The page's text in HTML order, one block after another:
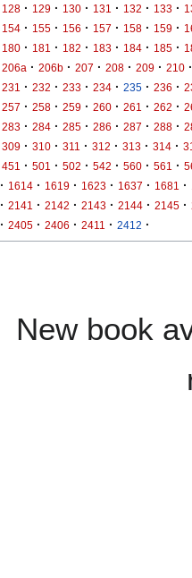
128 · 129 · 130 · 131 · 132 · 133 ·
154 · 155 · 156 · 157 · 158 · 159 ·
180 · 181 · 182 · 183 · 184 · 185 ·
206a · 206b · 207 · 208 · 209 · 210 ·
231 · 232 · 233 · 234 · 235 · 236 ·
257 · 258 · 259 · 260 · 261 · 262 ·
283 · 284 · 285 · 286 · 287 · 288 ·
309 · 310 · 311 · 312 · 313 · 314 ·
451 · 501 · 502 · 542 · 560 · 561 ·
· 1614 · 1619 · 1623 · 1637 · 1681 ·
· 2141 · 2142 · 2143 · 2144 · 2145 ·
· 2405 · 2406 · 2411 · 2412 ·
New book